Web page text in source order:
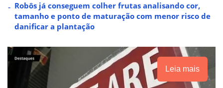
Robôs já conseguem colher frutas analisando cor,
tamanho e ponto de maturação com menor risco de
danificar a plantação
Leia mais